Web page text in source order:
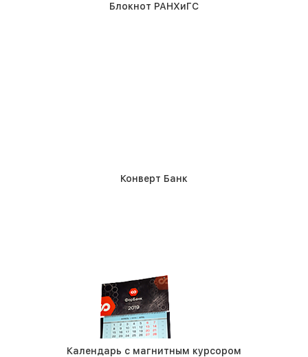
Блокнот РАНХиГС
Конверт Банк
Календарь с магнитным курсором